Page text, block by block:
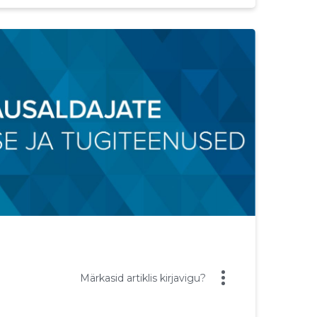
Märkasid artiklis kirjavigu?